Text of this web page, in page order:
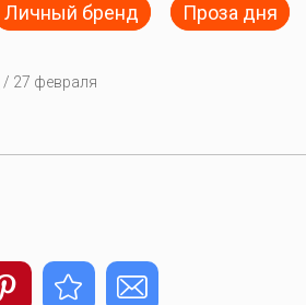
Личный бренд Проза дня
/ 27 февраля